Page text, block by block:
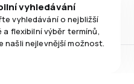
vyhledávání
vyhledávání o nejbližší
flexibilní výběr termínů,
našli nejlevnější možnost.